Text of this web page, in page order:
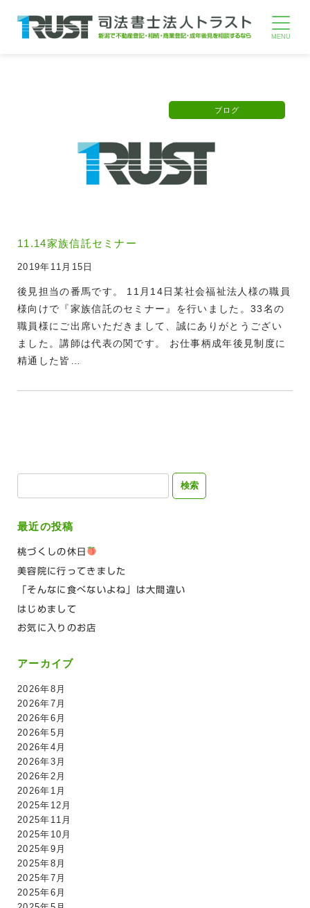
11.14家族信託セミナー
ブログ
2019年11月15日
後見担当の番馬です。 11月14日某社会福祉法人様の職員
様向けで『家族信託のセミナー』を行いました。33名の
職員様にご出席いただきまして、誠にありがとうござい
ました。講師は代表の関です。 お仕事柄成年後見制度に
精通した皆…
検
最近の投稿
桃づくしの休日
美容院に行ってきました
「そんなに食べないよね」は大間違い
はじめまして
お気に入りのお店
アーカイブ
2026年8月
2026年7月
2026年6月
2026年5月
2026年4月
2026年3月
2026年2月
2026年1月
2025年12月
2025年11月
2025年10月
2025年9月
2025年8月
2025年7月
2025年6月